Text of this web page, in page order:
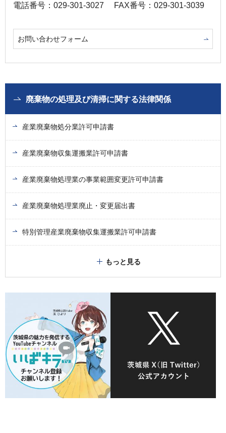
電話番号：029-301-3027
FAX番号：029-301-3039
お問い合わせフォーム
廃棄物の処理及び清掃に関する法律関係
産業廃棄物処分業許可申請書
産業廃棄物収集運搬業許可申請書
産業廃棄物処理業の事業範囲変更許可申請書
産業廃棄物処理業廃止・変更届出書
特別管理産業廃棄物収集運搬業許可申請書
もっと見る